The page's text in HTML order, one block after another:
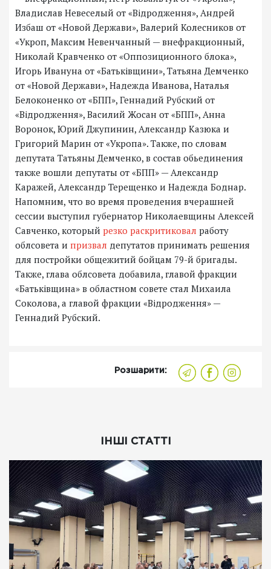
Владислав Невеселый от «Відродження», Андрей
Избаш от «Новой Держави», Валерий Колесников от
«Укроп, Максим Невенчанный — внефракционный,
Николай Кравченко от «Оппозиционного блока»,
Игорь Ивануна от «Батьківщини», Татьяна Демченко
от «Новой Держави», Надежда Иванова, Наталья
Белоконенко от «БПП», Геннадий Рубский от
«Відродження», Василий Жосан от «БПП», Анна
Воронок, Юрий Джупинин, Александр Казюка и
Григорий Марин от «Укропа». Также, по словам
депутата Татьяны Демченко, в состав обьединения
также вошли депутаты от «БПП» — Александр
Каражей, Александр Терещенко и Надежда Боднар.
Напомним, что во время проведения вчерашней
сессии выступил губернатор Николаевщины Алексей
Савченко, который резко раскритиковал работу
облсовета и призвал депутатов принимать решения
для постройки общежитий бойцам 79-й бригады.
Также, глава облсовета добавила, главой фракции
«Батьківщина» в областном совете стал Михаила
Соколова, а главой фракции «Відродження» —
Геннадий Рубский.
Розшарити:
ІНШІ СТАТТІ